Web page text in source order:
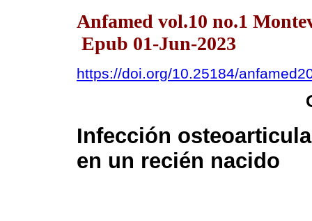
Anfamed vol.10 no.1
Epub 01-Jun-2023
https://doi.org/10.25184/
Infección
en un recién nacido